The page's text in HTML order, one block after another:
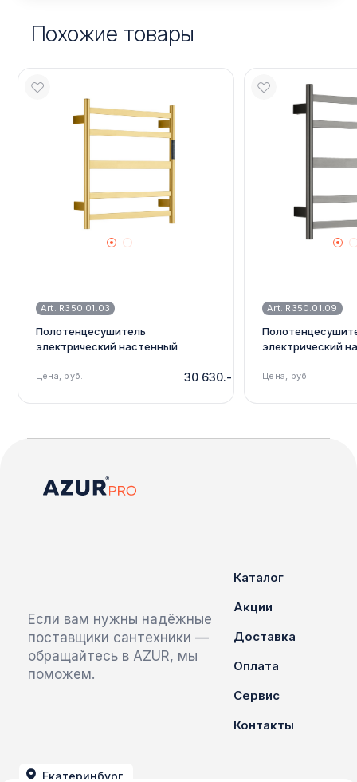
Похожие товары
Art. R350.01.03
Полотенцесушитель
электрический настенный
сатин золотой Raglo R350.01.03
Цена, руб. 30 630.-
Art. R350.01.09
электрический
графит Raglo
Цена, руб.
Если вам нужны надёжные
поставщики сантехники —
обращайтесь в AZUR, мы
поможем.
Каталог
Акции
Доставка
Оплата
Сервис
Контакты
Екатеринбург